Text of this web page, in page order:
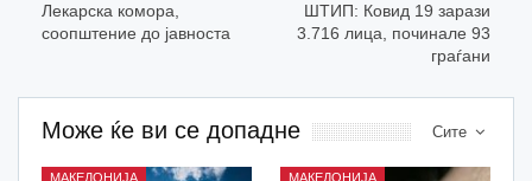
Лекарска комора,
соопштение до јавноста
ШТИП: Ковид 19 зарази
3.716 лица, починале 93
граѓани
Сите
Може ќе ви се допадне
МАКЕДОНИЈА МАКЕДОНИЈА